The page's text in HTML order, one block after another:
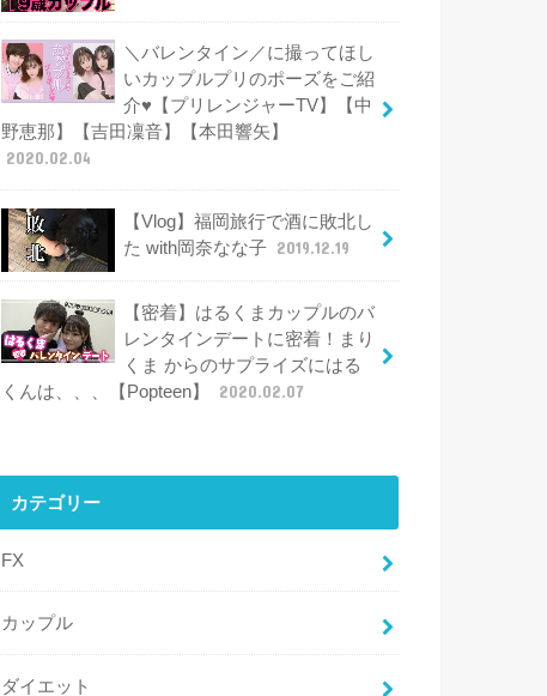
＼バレンタイン／に撮ってほし
いカップルプリのポーズをご紹
介♥【プリレンジャーTV】【中
野恵那】【吉田凜音】【本田響矢】
2020.02.04
【Vlog】福岡旅行で酒に敗北し
た with岡奈なな子 2019.12.19
【密着】はるくまカップルのバ
レンタインデートに密着！まり
くま からのサプライズにはる
くんは、、、【Popteen】
2020.02.07
カテゴリー
FX
カップル
ダイエット